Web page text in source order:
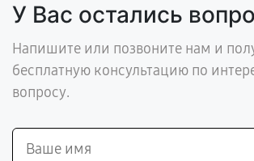
У Вас остались
Напишите или позвоните нам и
бесплатную консультацию по
вопросу.